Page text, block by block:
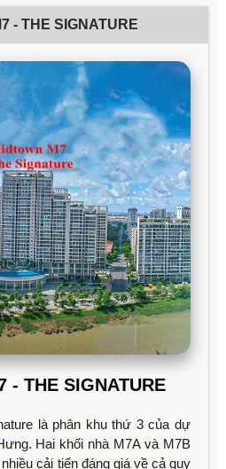
- THE SIGNATURE
- THE SIGNATURE
là phân khu thứ 3 của dự
Hai khối nhà M7A và M7B
cải tiến đáng giá về cả quy